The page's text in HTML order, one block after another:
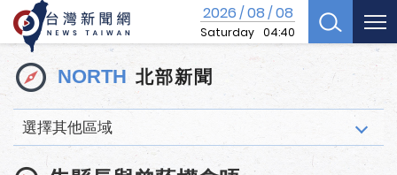
2026/08/08
Saturday 04:40
NORTH 北部新聞
選擇其他區域